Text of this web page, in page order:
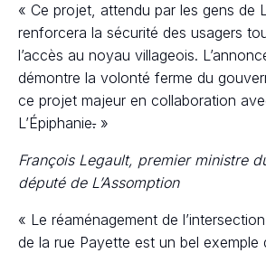
« Ce projet, attendu par les gens de
renforcera la sécurité des usagers
l’accès au noyau villageois.
démontre la volonté ferme du
ce projet majeur en collaboration
L’Épiphanie.»
François Legault, premier ministre
député de L’Assomption
« Le réaménagement de
de la rue Payette est un bel exemple